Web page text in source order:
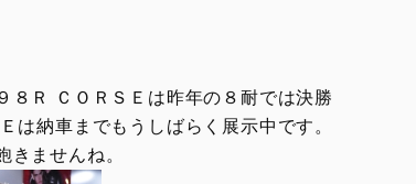
８Ｒ ＣＯＲＳＥは昨年の８耐では決勝
は納車までもうしばらく展示中です。
きませんね。